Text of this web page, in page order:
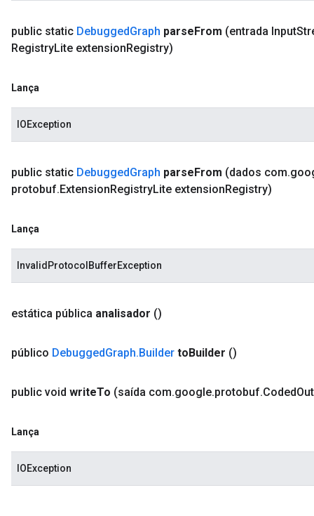
public static DebuggedGraph parseFrom (entrada Input
RegistryLite extensionRegistry)
Lança
IOException
public static DebuggedGraph parseFrom (dados com.
protobuf.ExtensionRegistryLite extensionRegistry)
Lança
InvalidProtocolBufferException
estática pública analisador ()
público DebuggedGraph.Builder toBuilder ()
public void writeTo (saída com.google.protobuf.Coded
Lança
IOException